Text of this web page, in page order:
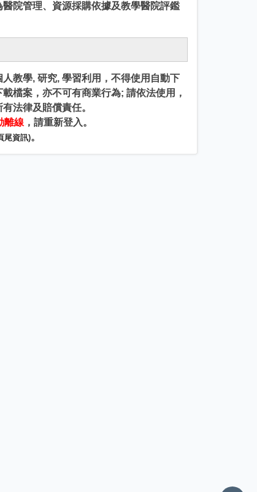
院管理、資源採購依據及教學醫院評鑑
教學, 研究, 學習利用，不得使用自動下
檔案，亦不可有商業行為; 請依法使用，
法律及賠償責任。
離線，請重新登入。
尾資訊)。